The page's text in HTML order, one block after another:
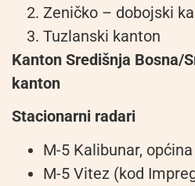
Zeničko – dobojski
Tuzlanski kanton
Kanton Središnja Bosna/
kanton
Stacionarni radari
M-5 Kalibunar,
M-5 Vitez (kod